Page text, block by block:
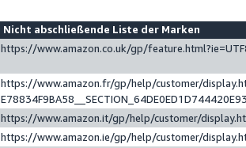
Nicht abschließende Liste der Marken
https://www.amazon.co.uk/gp/
https://www.amazon.fr/gp/help/customer/
https://www.amazon.it/gp/help/customer/
https://www.amazon.ie/gp/help/customer/